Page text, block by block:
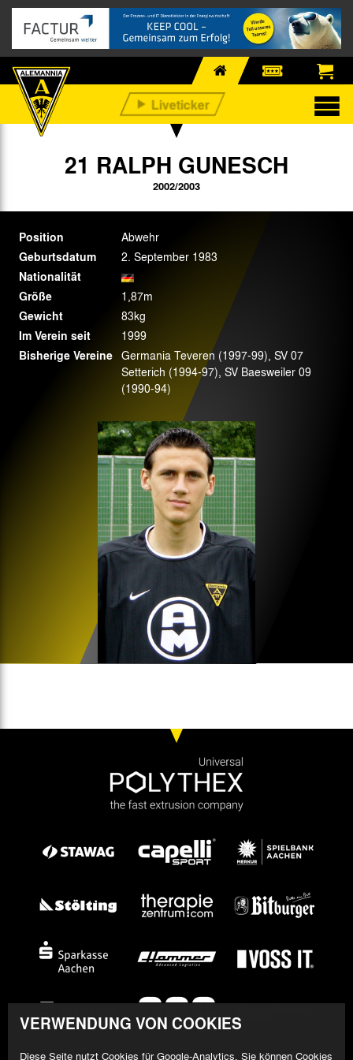
21 RALPH GUNESCH
2002/2003
Position Abwehr
Geburtsdatum 2. September 1983
Nationalität
Größe
1,87m
Gewicht 83kg
Im Verein seit 1999
Bisherige Vereine Germania Teveren (1997-99), SV 07
Setterich (1994-97), SV Baesweiler 09
(1990-94)
VERWENDUNG VON COOKIES
Diese Seite nutzt Cookies für Google-Analytics. Sie können Cookies